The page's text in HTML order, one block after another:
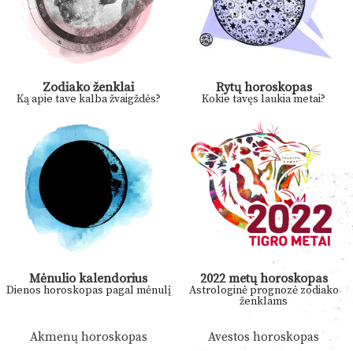
Zodiako ženklai
Ką apie tave kalba žvaigždės?
Rytų horoskopas
Kokie tavęs laukia metai?
Mėnulio kalendorius
Dienos horoskopas pagal mėnulį
2022 metų horoskopas
Astrologinė prognozė zodiako
ženklams
Akmenų horoskopas
Avestos horoskopas